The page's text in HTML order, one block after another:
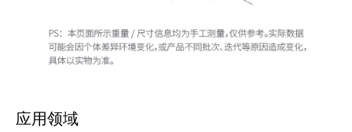
应用领域